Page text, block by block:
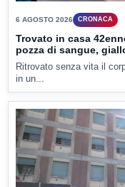
6 AGOSTO 2026 CRONACA
Trovato in casa
pozza di sangue,
Ritrovato senza vita il
in un...